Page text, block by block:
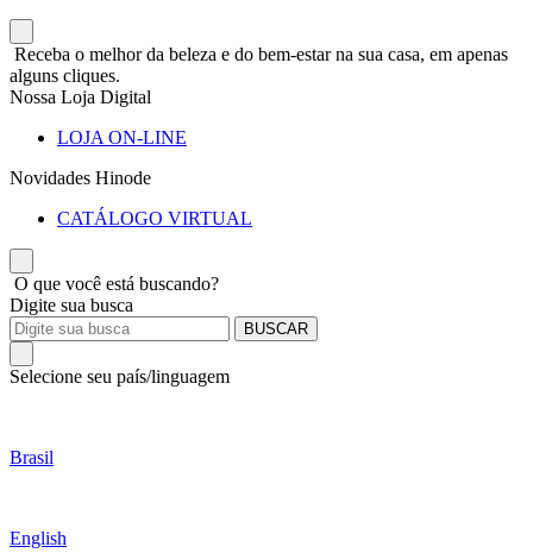
Receba o melhor da beleza e do bem-estar na sua casa, em apenas
alguns cliques.
Nossa Loja Digital
LOJA ON-LINE
Novidades Hinode
CATÁLOGO VIRTUAL
O que você está buscando?
Digite sua busca
BUSCAR
Selecione seu país/linguagem
Brasil
English